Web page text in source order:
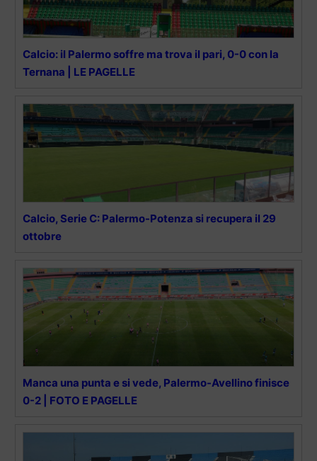
Calcio: il Palermo soffre ma trova il pari, 0-0 con la
Ternana | LE PAGELLE
Calcio, Serie C: Palermo-Potenza si recupera il 29
ottobre
Manca una punta e si vede, Palermo-Avellino finisce
0-2 | FOTO E PAGELLE